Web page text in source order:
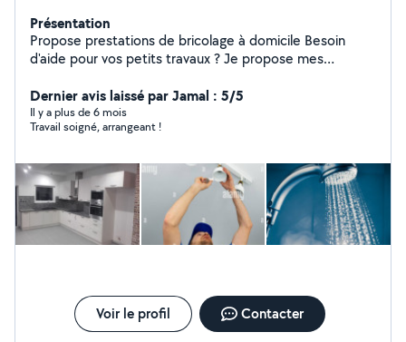
Présentation
Propose prestations de bricolage à domicile Besoin
d'aide pour vos petits travaux ? Je propose mes
meubles Fixation de tringles, étagères, cadres Petites
réparations (joints, fuites légères, serrures)
Remplacement d'ampoules, interrupteurs, prises Divers
rapide Sérieux et ponctuel Tarifs raisonnables N'hésitez
pas à me contacter pour plus d'informations ou un devis
gratuit
Dernier avis laissé par Jamal : 5/5
Il y a plus de 6 mois
Travail soigné, arrangeant !
Voir le profil Contacter